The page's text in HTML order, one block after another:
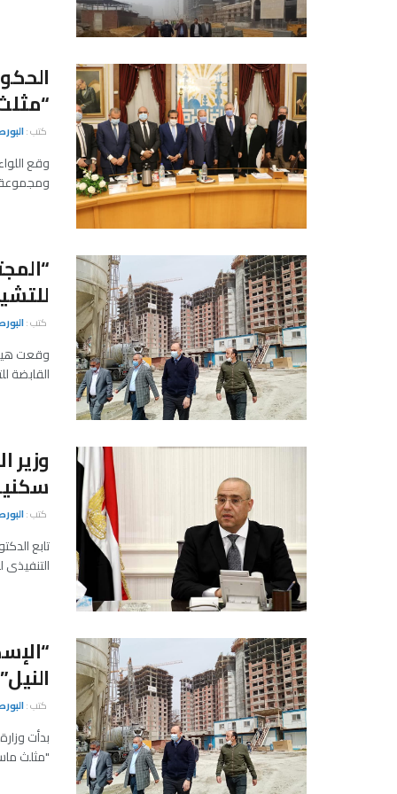
كتب :
وقع
ومجموعة
كتب :
وقعت
القابضة
كتب :
تابع
كتب :
بدأت
"مثلث